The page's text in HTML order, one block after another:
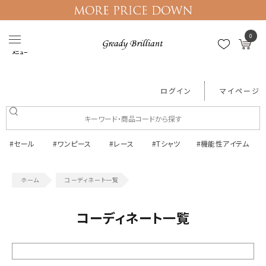
メニュー
0
ログイン マイページ
#セール #ワンピース #レース #Tシャツ #機能性アイテム
コーディネート一覧
コーディネート一覧